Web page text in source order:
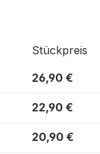
Stückpreis
26,90 €
22,90 €
20,90 €